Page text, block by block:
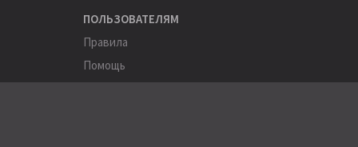
ПОЛЬЗОВАТЕЛЯМ
Правила
Помощь